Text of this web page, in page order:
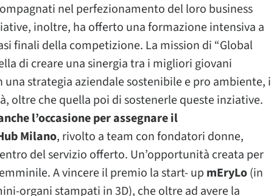
nel perfezionamento del loro business
inoltre, ha offerto una formazione intensiva a
finali della competizione. La mission di “Global
di creare una sinergia tra i migliori giovani
strategia aziendale sostenibile e pro ambiente, i
oltre che quella poi di sostenerle queste inziative.
l’occasione per assegnare il
Milano, rivolto a team con fondatori donne,
del servizio offerto. Un’opportunità creata per
A vincere il premio la start- up mEryLo(in
organi stampati in 3D), che oltre ad avere la